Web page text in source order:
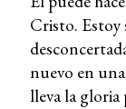
Cristo. Estoy
nuevo en
lleva la gloria